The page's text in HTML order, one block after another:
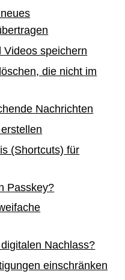
Videos speichern
die nicht im
Nachrichten
(Shortcuts) für
Passkey?
Nachlass?
einschränken